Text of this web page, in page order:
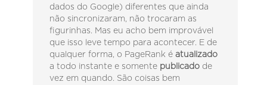
dados do Google) diferentes que ainda
não sincronizaram, não trocaram as
figurinhas. Mas eu acho bem improvável
que isso leve tempo para acontecer. E de
qualquer forma, o PageRank é atualizado
a todo instante e somente publicado de
vez em quando. São coisas bem